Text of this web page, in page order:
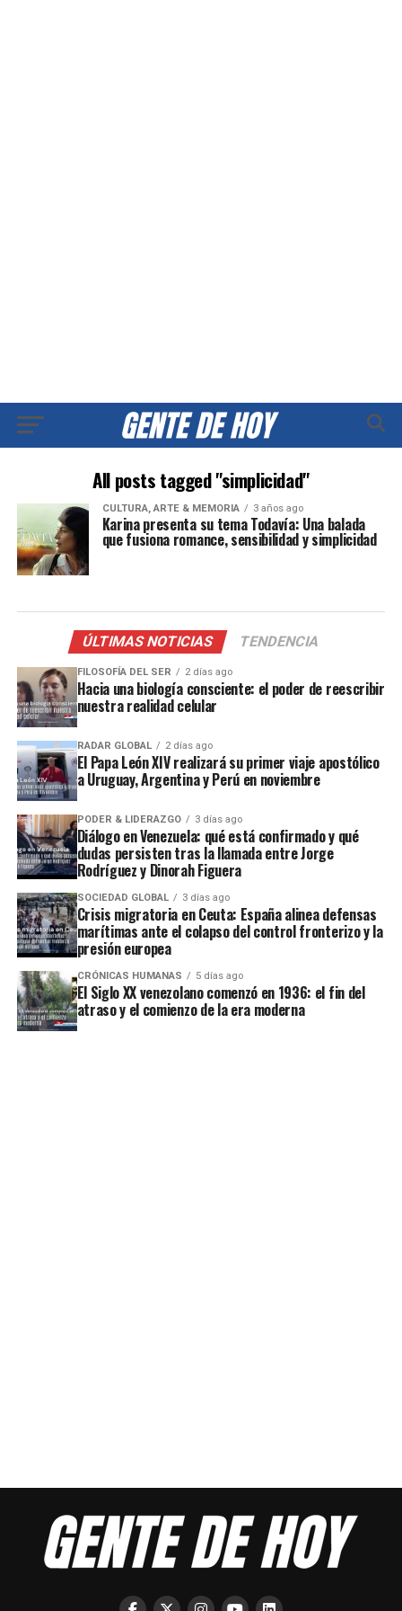
All posts tagged "simplicidad"
CULTURA, ARTE & MEMORIA 3 años ago
Karina presenta su tema Todavía: Una balada
que fusiona romance, sensibilidad y simplicidad
ÚLTIMAS NOTICIAS TENDENCIA
FILOSOFÍA DEL SER 2 días ago
Hacia una biología consciente: el poder de reescribir
nuestra realidad celular
RADAR GLOBAL 2 días ago
El Papa León XIV realizará su primer viaje apostólico
a Uruguay, Argentina y Perú en noviembre
PODER & LIDERAZGO 3 días ago
Diálogo en Venezuela: qué está confirmado y qué
dudas persisten tras la llamada entre Jorge
Rodríguez y Dinorah Figuera
SOCIEDAD GLOBAL 3 días ago
Crisis migratoria en Ceuta: España alinea defensas
marítimas ante el colapso del control fronterizo y la
presión europea
CRÓNICAS HUMANAS 5 días ago
El Siglo XX venezolano comenzó en 1936: el fin del
atraso y el comienzo de la era moderna